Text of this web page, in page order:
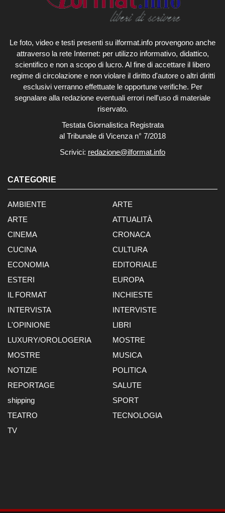
Le foto, video e testi presenti su ilformat.info provengono anche
attraverso la rete Internet: per utilizzo informativo, didattico,
scientifico e non a scopo di lucro. Al fine di accettare il libero
regime di circolazione e non violare il diritto d'autore o altri diritti
esclusivi verranno effettuate le opportune verifiche. Per
segnalare alla redazione eventuali errori nell'uso di materiale
riservato.
Testata Giornalistica Registrata
al Tribunale di Vicenza n° 7/2018
Scrivici: redazione@ilformat.info
CATEGORIE
AMBIENTE
ARTE
ARTE
ATTUALITÀ
CINEMA
CRONACA
CUCINA
CULTURA
ECONOMIA
EDITORIALE
ESTERI
EUROPA
IL FORMAT
INCHIESTE
INTERVISTA
INTERVISTE
L'OPINIONE
LIBRI
LUXURY/OROLOGERIA
MOSTRE
MOSTRE
MUSICA
NOTIZIE
POLITICA
REPORTAGE
SALUTE
shipping
SPORT
TEATRO
TECNOLOGIA
TV